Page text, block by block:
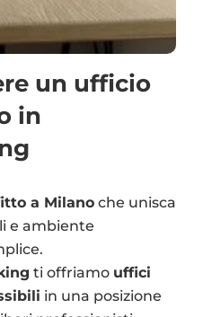
un ufficio
in
a Milano che unisca
e ambiente
ti offriamo uffici
in una posizione